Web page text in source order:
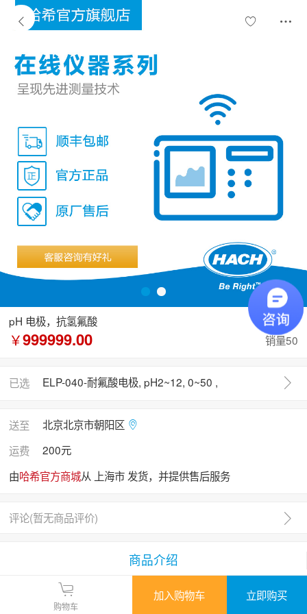
pH 电极，抗氢氟酸
销量50
￥999999.00
已选 ELP-040-耐氟酸电极, pH2~12, 0~50 ,
送至
北京北京市朝阳区
运费
200元
由哈希官方商城从 上海市 发货，并提供售后服务
评论(暂无商品评价)
商品介绍
立即购买
加入购物车
购物车